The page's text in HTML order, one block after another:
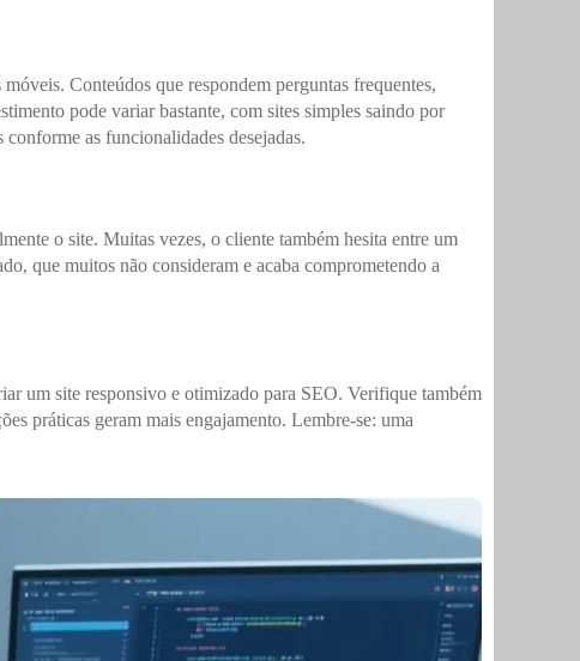
Conteúdos que respondem perguntas frequentes,
pode variar bastante, com sites simples saindo por
as funcionalidades desejadas.
o site. Muitas vezes, o cliente também hesita entre um
que muitos não consideram e acaba comprometendo a
um site responsivo e otimizado para SEO. Verifique também
práticas geram mais engajamento. Lembre-se: uma